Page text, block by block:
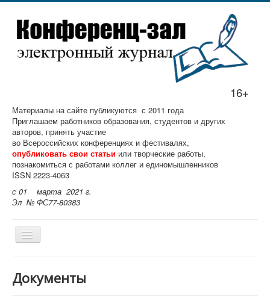
16+
Материалы на сайте публикуются с 2011 года
Приглашаем работников образования, студентов и других
авторов, принять участие
во Всероссийских конференциях и фестивалях,
опубликовать свои статьи или творческие работы,
познакомиться с работами коллег и единомышленников
ISSN 2223-4063
с 01 марта 2021 г.
Эл № ФС77-80383
О журнале "Конференц-зал"
Документы